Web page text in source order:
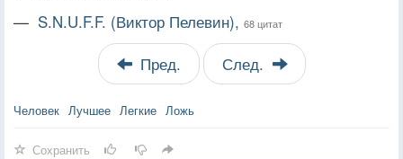
— S.N.U.F.F. (Виктор Пелевин), 68 цитат
Пред. След.
Человек Лучшее Легкие Ложь
Сохранить